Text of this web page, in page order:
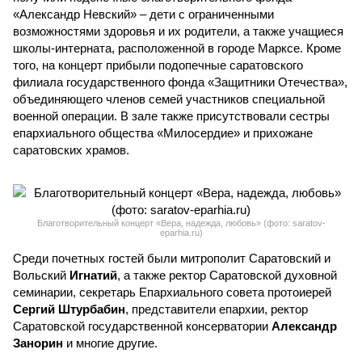
«Александр Невский» – дети с ограниченными
возможностями здоровья и их родители, а также учащиеся
школы-интерната, расположенной в городе Марксе. Кроме
того, на концерт прибыли подопечные саратовского
филиала государственного фонда «Защитники Отечества»,
объединяющего членов семей участников специальной
военной операции. В зале также присутствовали сестры
епархиального общества «Милосердие» и прихожане
саратовских храмов.
Благотворительный концерт «Вера, надежда, любовь» (фото: saratov-
eparhia.ru)
Среди почетных гостей были митрополит Саратовский и
Вольский Игнатий, а также ректор Саратовской духовной
семинарии, секретарь Епархиального совета протоиерей
Сергий Штурбабин, представители епархии, ректор
Саратовской государственной консерватории Александр
Занорин и многие другие.